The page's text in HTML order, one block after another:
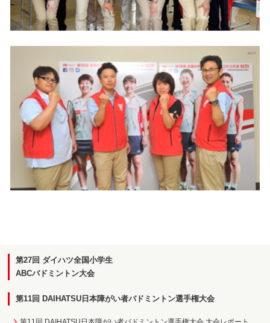
第27回 ダイハツ全国小学生
ABCバドミントン大会
第11回 DAIHATSU日本障がい者バドミントン選手権大会